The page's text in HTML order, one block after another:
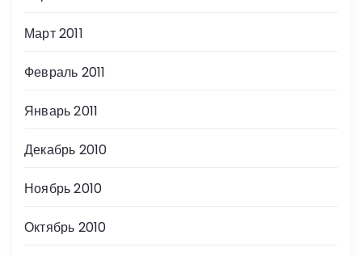
Март 2011
Февраль 2011
Январь 2011
Декабрь 2010
Ноябрь 2010
Октябрь 2010